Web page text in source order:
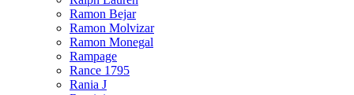
Ramon Bejar
Ramon Molvizar
Ramon Monegal
Rampage
Rance 1795
Rania J